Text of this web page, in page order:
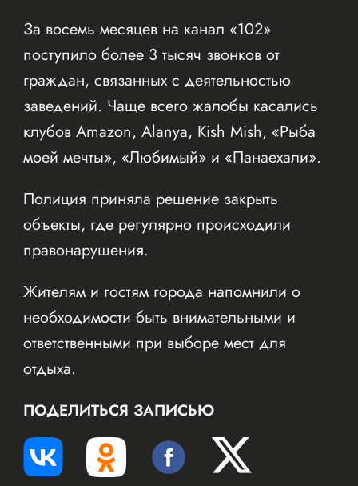
За восемь месяцев на канал «102»
поступило более 3 тысяч звонков от
граждан, связанных с деятельностью
заведений. Чаще всего жалобы касались
клубов Amazon, Alanya, Kish Mish, «Рыба
моей мечты», «Любимый» и «Панаехали».
Полиция приняла решение закрыть
объекты, где регулярно происходили
правонарушения.
Жителям и гостям города напомнили о
необходимости быть внимательными и
ответственными при выборе мест для
отдыха.
ПОДЕЛИТЬСЯ ЗАПИСЬЮ